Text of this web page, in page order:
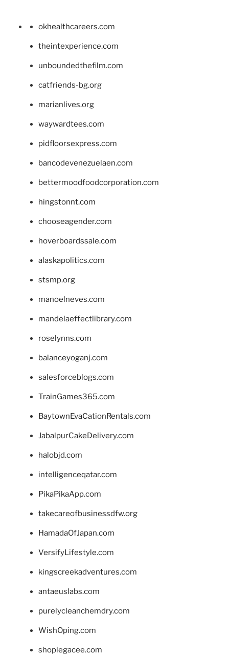
okhealthcareers.com
theintexperience.com
unboundedthefilm.com
catfriends-bg.org
marianlives.org
waywardtees.com
pidfloorsexpress.com
bancodevenezuelaen.com
bettermoodfoodcorporation.com
hingstonnt.com
chooseagender.com
hoverboardssale.com
alaskapolitics.com
stsmp.org
manoelneves.com
mandelaeffectlibrary.com
roselynns.com
balanceyoganj.com
salesforceblogs.com
TrainGames365.com
BaytownEvaCationRentals.com
JabalpurCakeDelivery.com
halobjd.com
intelligenceqatar.com
PikaPikaApp.com
takecareofbusinessdfw.org
HamadaOfJapan.com
VersifyLifestyle.com
kingscreekadventures.com
antaeuslabs.com
purelycleanchemdry.com
WishOping.com
shoplegacee.com